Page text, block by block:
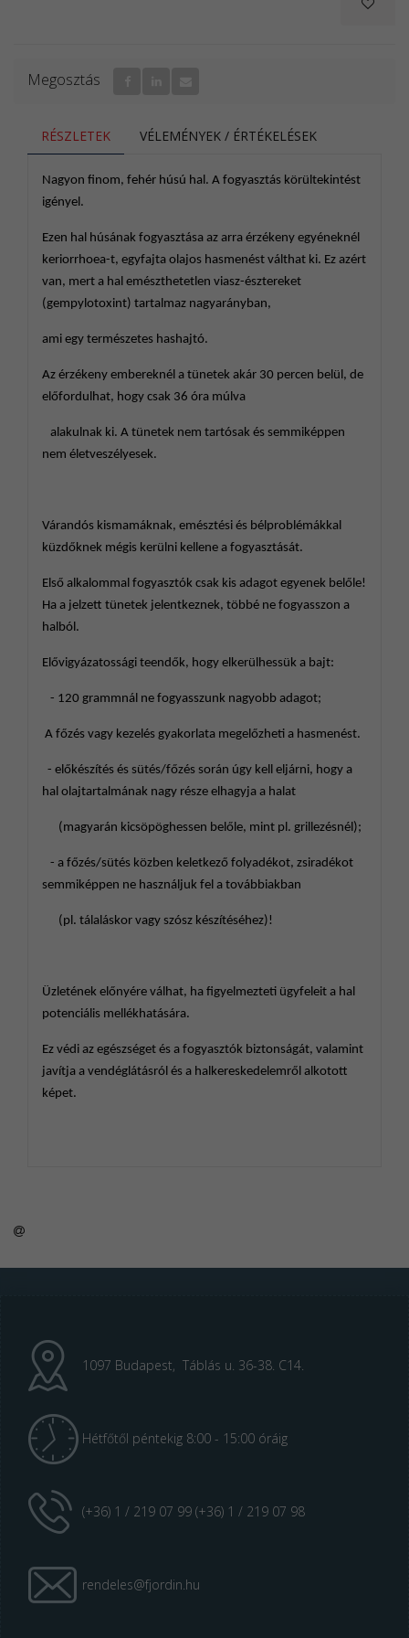
Megosztás
RÉSZLETEK VÉLEMÉNYEK / ÉRTÉKELÉSEK
Nagyon finom, fehér húsú hal. A fogyasztás körültekintést
igényel.
Ezen hal húsának fogyasztása az arra érzékeny egyéneknél
keriorrhoea-t, egyfajta olajos hasmenést válthat ki. Ez azért
van, mert a hal emészthetetlen viasz-észtereket
(gempylotoxint) tartalmaz nagyarányban,
ami egy természetes hashajtó.
Az érzékeny embereknél a tünetek akár 30 percen belül, de
előfordulhat, hogy csak 36 óra múlva
alakulnak ki. A tünetek nem tartósak és semmiképpen
nem életveszélyesek.
Várandós kismamáknak, emésztési és bélproblémákkal
küzdőknek mégis kerülni kellene a fogyasztását.
Első alkalommal fogyasztók csak kis adagot egyenek belőle!
Ha a jelzett tünetek jelentkeznek, többé ne fogyasszon a
halból.
Elővigyázatossági teendők, hogy elkerülhessük a bajt:
- 120 grammnál ne fogyasszunk nagyobb adagot;
A főzés vagy kezelés gyakorlata megelőzheti a hasmenést.
- előkészítés és sütés/főzés során úgy kell eljárni, hogy a
hal olajtartalmának nagy része elhagyja a halat
(magyarán kicsöpöghessen belőle, mint pl. grillezésnél);
- a főzés/sütés közben keletkező folyadékot, zsiradékot
semmiképpen ne használjuk fel a továbbiakban
(pl. tálaláskor vagy szósz készítéséhez)!
Üzletének előnyére válhat, ha figyelmezteti ügyfeleit a hal
potenciális mellékhatására.
Ez védi az egészséget és a fogyasztók biztonságát, valamint
javítja a vendéglátásról és a halkereskedelemről alkotott
képet.
1097 Budapest, Táblás u. 36-38. C14.
Hétfőtől péntekig 8:00 - 15:00 óráig
(+36) 1 / 219 07 99 (+36) 1 / 219 07 98
rendeles@fjordin.hu
a sütiket. Amennyiben változtatni szeretne a
beállítások" linken kattintva teheti azt meg.
Bővebb információkért látogasson el az
aboutcookies.org. Ön törölni tudja a számítógépén
tárolt összes sütit, és a böngészőprogramok
az esetben azonban előfordulhat, hogy minden
alkalommal, amikor ellátogat egy adott oldalra,
manuálisan el kell végeznie egyes beállításokat, és
számolnia kell azzal is, hogy bizonyos